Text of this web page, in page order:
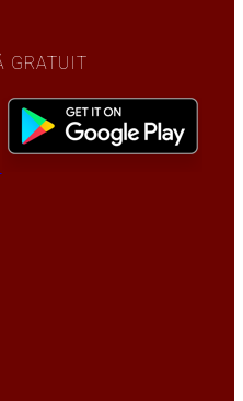
GRATUIT